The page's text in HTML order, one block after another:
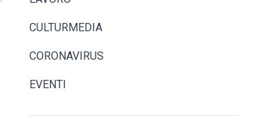
CULTURMEDIA
CORONAVIRUS
EVENTI